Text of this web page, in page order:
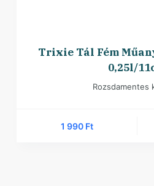
Trixie Tál Fém
0,25l/
Rozsdamentes
1 990 Ft